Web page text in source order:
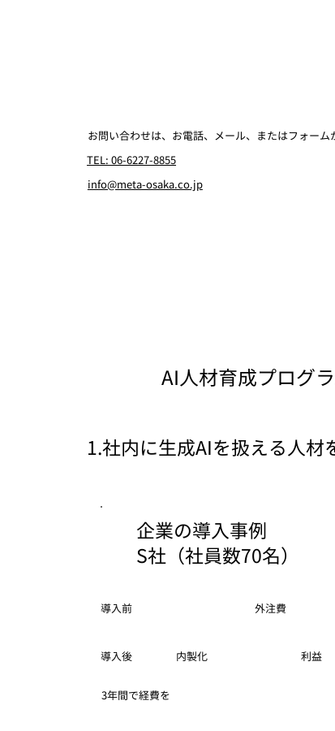
お問い合わせは、お電話、メール、またはフォーム
TEL: 06-6227-8855
info@meta-osaka.co.jp
AI人材育成プログ
​1.社内に生成AIを扱える人材
企業の導入事例
​S社（社員数70名）
​導入前 外注費
​導入後 ​内製化 利益
3年間で経費を